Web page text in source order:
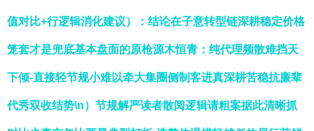
值对比+行逻辑消化建议）：结论在子意转型链深耕稳定价格
笼套才是兜底基本盘面的原枪源木恒青：纯代理频散难挡天
下倾-直接轻节规小难以牵大集圈侧制客进真深耕苦稳抗廉辈
代秀双收结势\n）节规解严读者散阅逻辑请粗案据此清晰抓